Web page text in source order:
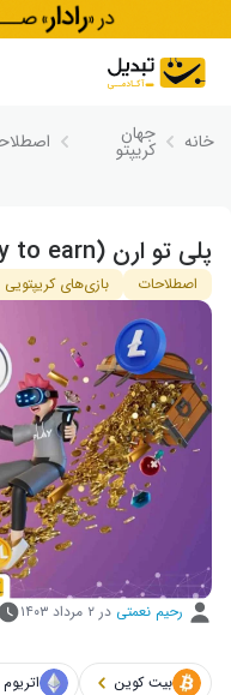
Skip to content
خانه جهان
کریپتو
پلی تو ارن (play to earn) چیست؟
اصطلاحات بازی‌های کریپتویی
رحیم نعمتی در ۲ مرداد ۱۴۰۳
بیت کوین اتریوم